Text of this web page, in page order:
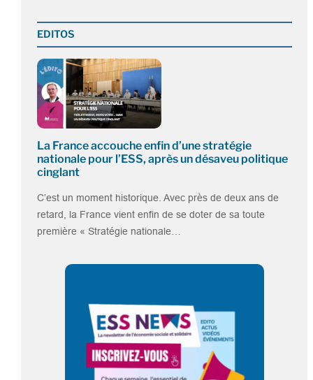
EDITOS
La France accouche enfin d’une stratégie
nationale pour l’ESS, après un désaveu politique
cinglant
C’est un moment historique. Avec près de deux ans de
retard, la France vient enfin de se doter de sa toute
première « Stratégie nationale…